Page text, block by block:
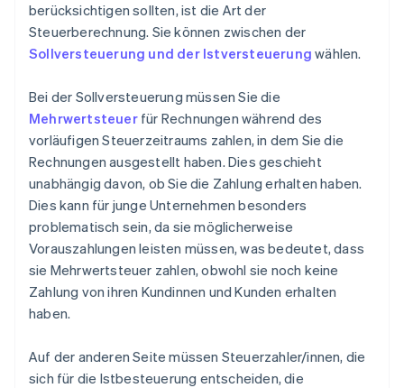
berücksichtigen sollten, ist die Art der
Steuerberechnung. Sie können zwischen der
Sollversteuerung und der Istversteuerung wählen.
Bei der Sollversteuerung müssen Sie die
Mehrwertsteuerfür Rechnungen während des
vorläufigen Steuerzeitraums zahlen, in dem Sie die
Rechnungen ausgestellt haben. Dies geschieht
unabhängig davon, ob Sie die Zahlung erhalten haben.
Dies kann für junge Unternehmen besonders
problematisch sein, da sie möglicherweise
Vorauszahlungen leisten müssen, was bedeutet, dass
sie Mehrwertsteuer zahlen, obwohl sie noch keine
Zahlung von ihren Kundinnen und Kunden erhalten
haben.
Auf der anderen Seite müssen Steuerzahler/innen, die
sich für die Istbesteuerung entscheiden, die